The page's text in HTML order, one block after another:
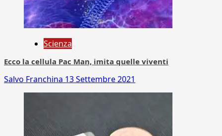
Scienza
Ecco la cellula Pac Man, imita quelle viventi
Salvo Franchina 13 Settembre 2021